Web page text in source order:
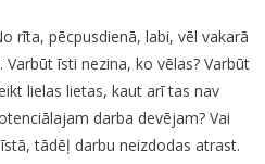
rīta, pēcpusdienā, labi, vēl vakarā
īsti nezina, ko vēlas? Varbūt
lielas lietas, kaut arī tas nav
darba devējam? Vai
tādēļ darbu neizdodas atrast.